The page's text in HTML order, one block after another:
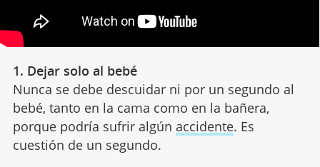
1. Dejar solo al bebé
Nunca se debe descuidar ni por un segundo al
bebé, tanto en la cama como en la bañera,
porque podría sufrir algún accidente. Es
cuestión de un segundo.